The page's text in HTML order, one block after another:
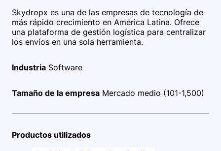
Skydropx es una de las empresas de tecnología de
más rápido crecimiento en América Latina. Ofrece
una plataforma de gestión logística para centralizar
los envíos en una sola herramienta.
Industria Software
Tamaño de la empresa Mercado medio (101-1,500)
Productos utilizados